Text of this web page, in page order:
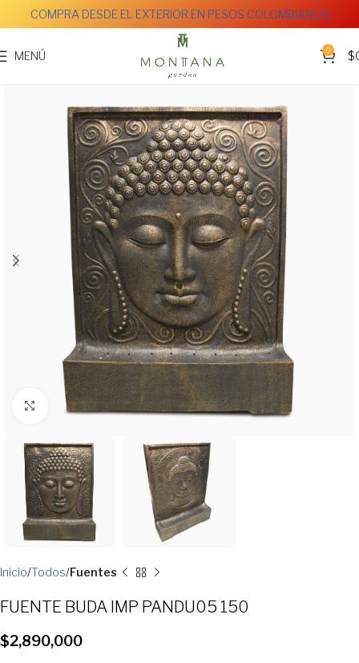
COMPRA DESDE EL EXTERIOR EN PESOS COLOMBIANOS
MENÚ 0 $
Clic para ampliar
Inicio Todos Fuentes
FUENTE BUDA IMP PANDU05 150
$2,890,000